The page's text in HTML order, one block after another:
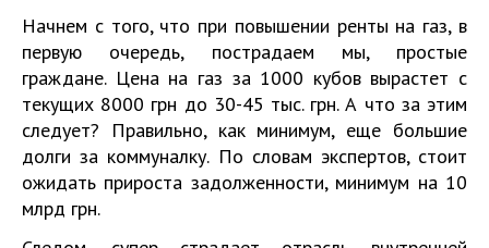
Начнем с того, что при повышении ренты на газ, в
первую очередь, пострадаем мы, простые
граждане. Цена на газ за 1000 кубов вырастет с
текущих 8000 грн до 30-45 тыс. грн. А что за этим
следует? Правильно, как минимум, еще большие
долги за коммуналку. По словам экспертов, стоит
ожидать прироста задолженности, минимум на 10
млрд грн.